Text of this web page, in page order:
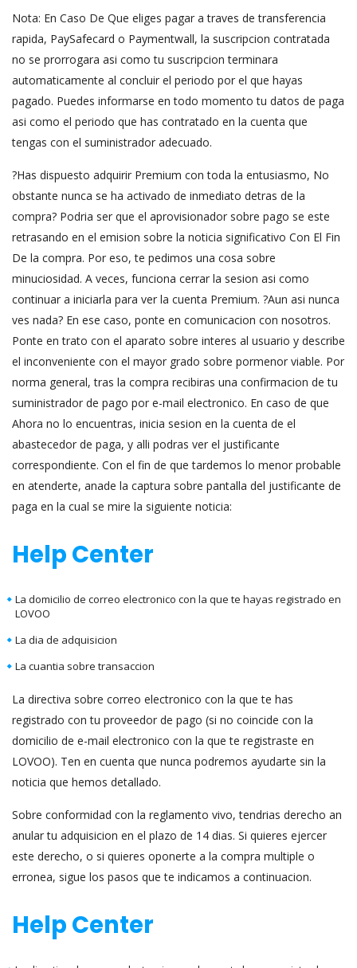
Nota: En Caso De Que eliges pagar a traves de transferencia
rapida, PaySafecard o Paymentwall, la suscripcion contratada
no se prorrogara asi­ como tu suscripcion terminara
automaticamente al concluir el periodo por el que hayas
pagado. Puedes informarse en todo momento tu datos de paga
asi­ como el periodo que has contratado en la cuenta que
tengas con el suministrador adecuado.
?Has dispuesto adquirir Premium con toda la entusiasmo, No
obstante nunca se ha activado de inmediato detras de la
compra? Podria ser que el aprovisionador sobre pago se este
retrasando en el emision sobre la noticia significativo Con El Fin
De la compra. Por eso, te pedimos una cosa sobre
minuciosidad. A veces, funciona cerrar la sesion asi­ como
continuar a iniciarla para ver la cuenta Premium. ?Aun asi nunca
ves nada? En ese caso, ponte en comunicacion con nosotros.
Ponte en trato con el aparato sobre interes al usuario y describe
el inconveniente con el mayor grado sobre pormenor viable. Por
norma general, tras la compra recibiras una confirmacion de tu
suministrador de pago por e-mail electronico. En caso de que
Ahora no lo encuentras, inicia sesion en la cuenta de el
abastecedor de paga, y alli podras ver el justificante
correspondiente. Con el fin de que tardemos lo menor probable
en atenderte, anade la captura sobre pantalla del justificante de
paga en la cual se mire la siguiente noticia:
Help Center
La domicilio de correo electronico con la que te hayas registrado en
LOVOO
La dia de adquisicion
La cuanti­a sobre transaccion
La directiva sobre correo electronico con la que te has
registrado con tu proveedor de pago (si no coincide con la
domicilio de e-mail electronico con la que te registraste en
LOVOO). Ten en cuenta que nunca podremos ayudarte sin la
noticia que hemos detallado.
Sobre conformidad con la reglamento vivo, tendri­as derecho an
anular tu adquisicion en el plazo de 14 dias. Si quieres ejercer
este derecho, o si quieres oponerte a la compra multiple o
erronea, sigue los pasos que te indicamos a continuacion.
Help Center